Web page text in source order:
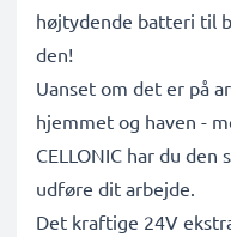
højtydende batteri til
den!
Uanset om det er på
hjemmet og haven -
CELLONIC har du
udføre dit arbejde.
Det kraftige 24V